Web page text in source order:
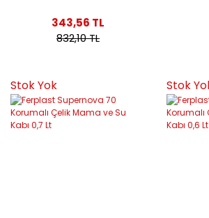
343,56 TL
832,10 TL
Stok Yok Stok